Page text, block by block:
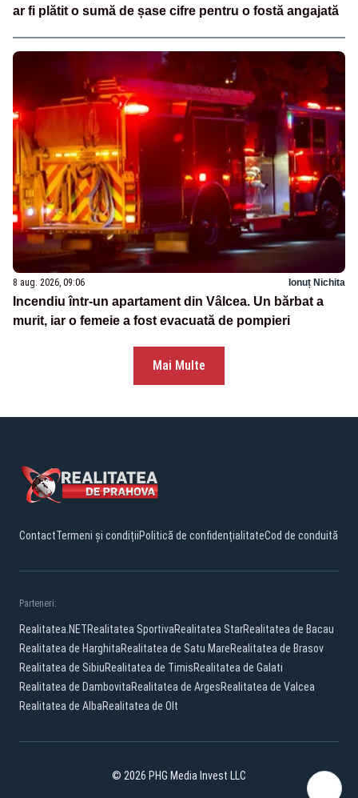
ar fi plătit o sumă de șase cifre pentru o fostă angajată
8 aug. 2026, 09:06 Ionuț Nichita
Incendiu într-un apartament din Vâlcea. Un bărbat a
murit, iar o femeie a fost evacuată de pompieri
Mai Multe
ContactTermeni și condițiiPolitică de confidențialitateCod de conduită
Parteneri:
Realitatea.NETRealitatea SportivaRealitatea StarRealitatea de Bacau
Realitatea de HarghitaRealitatea de Satu MareRealitatea de Brasov
Realitatea de SibiuRealitatea de TimisRealitatea de Galati
Realitatea de DambovitaRealitatea de ArgesRealitatea de Valcea
Realitatea de AlbaRealitatea de Olt
© 2026 PHG Media Invest LLC